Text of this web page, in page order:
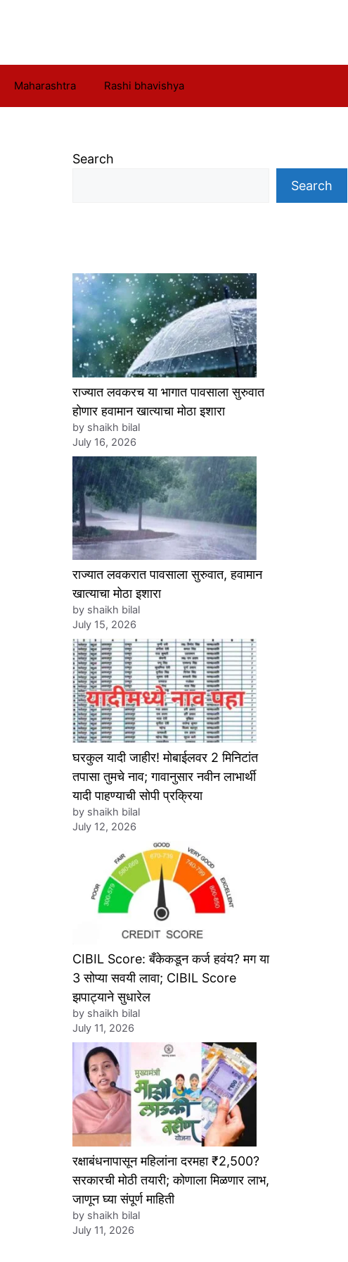
Maharashtra Rashi bhavishya
Search
Search
राज्यात लवकरच या भागात पावसाला सुरुवात
होणार हवामान खात्याचा मोठा इशारा
by shaikh bilal
July 16, 2026
राज्यात लवकरात पावसाला सुरुवात, हवामान
खात्याचा मोठा इशारा
by shaikh bilal
July 15, 2026
घरकुल यादी जाहीर! मोबाईलवर 2 मिनिटांत
तपासा तुमचे नाव; गावानुसार नवीन लाभार्थी
यादी पाहण्याची सोपी प्रक्रिया
by shaikh bilal
July 12, 2026
CIBIL Score: बँकेकडून कर्ज हवंय? मग या
3 सोप्या सवयी लावा; CIBIL Score
झपाट्याने सुधारेल
by shaikh bilal
July 11, 2026
रक्षाबंधनापासून महिलांना दरमहा ₹2,500?
सरकारची मोठी तयारी; कोणाला मिळणार लाभ,
जाणून घ्या संपूर्ण माहिती
by shaikh bilal
July 11, 2026